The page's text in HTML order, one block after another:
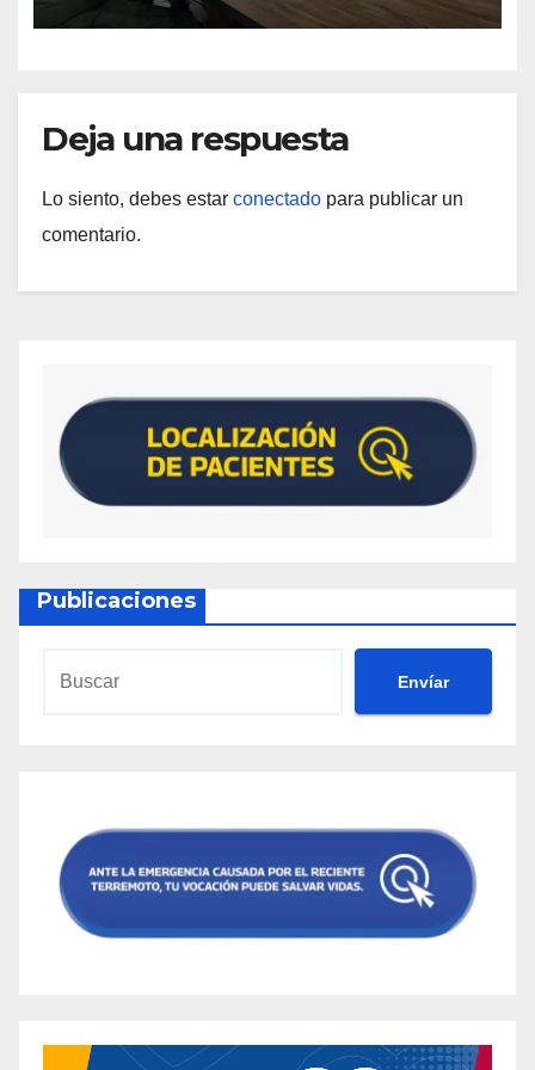
Deja una respuesta
Lo siento, debes estar conectado para publicar un
comentario.
Publicaciones
Envíar